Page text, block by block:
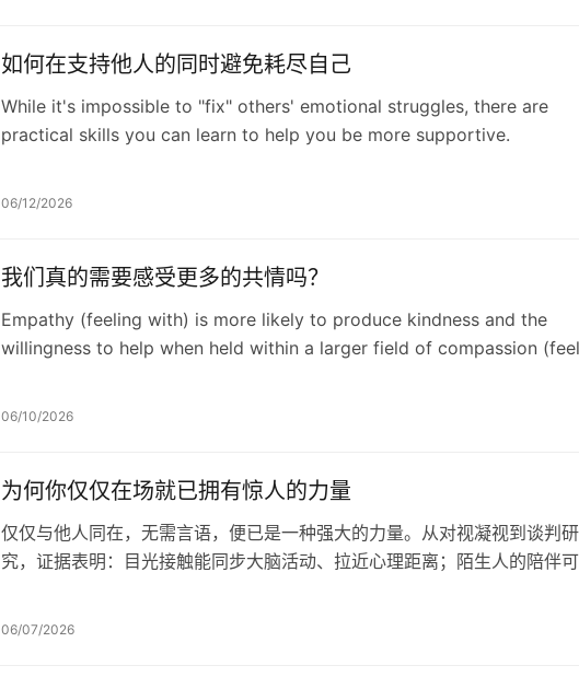
如何在支持他人的同时避免耗尽自己
While it's impossible to "fix" others' emotional struggles, there are
practical skills you can learn to help you be more supportive.
06/12/2026
我们真的需要感受更多的共情吗？
Empathy (feeling with) is more likely to produce kindness and the
willingness to help when held within a larger field of compassion
06/10/2026
为何你仅仅在场就已拥有惊人的力量
仅仅与他人同在，无需言语，便已是一种强大的力量。从对视凝视到谈判研
究，证据表明：目光接触能同步大脑活动、拉近心理距离；陌生人的陪伴
06/07/2026